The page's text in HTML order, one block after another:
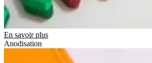
En savoir plus
Anodisation